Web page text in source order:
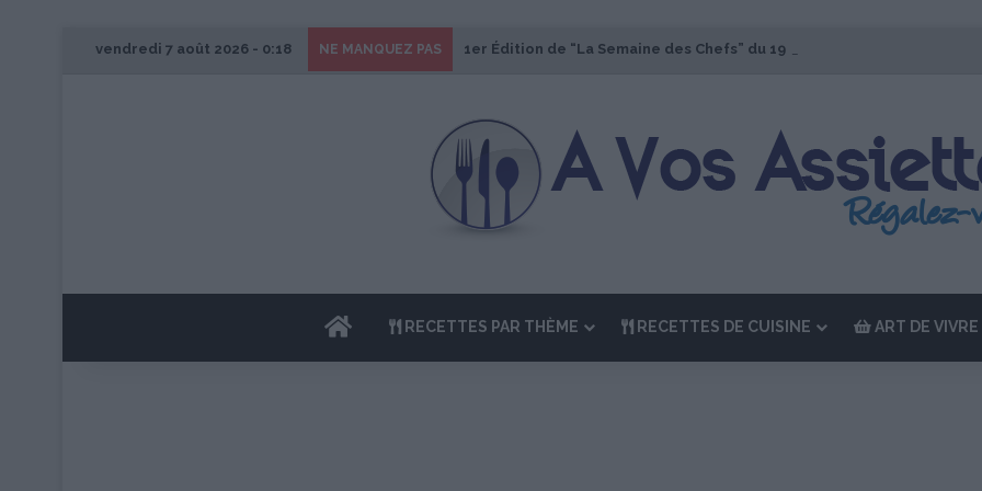
vendredi 7 août 2026 - 0:18 NE MANQUEZ PAS 1er Édition de “La Semaine des Chefs” du 19 au 24 octobre 2026
ACCUEILRECETTES PAR THÈME RECETTES DE CUISINE ART DE VIVRE